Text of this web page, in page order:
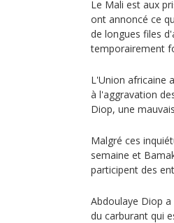
Le Mali est aux
ont annoncé ce
de longues files
temporairement
L'Union africaine
à l'aggravation
Diop, une
Malgré ces
semaine et
participent des
Abdoulaye Diop
du carburant qui